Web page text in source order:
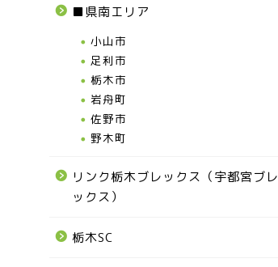
■県南エリア
小山市
足利市
栃木市
岩舟町
佐野市
野木町
リンク栃木ブレックス（宇都宮ブレ
ックス）
栃木SC